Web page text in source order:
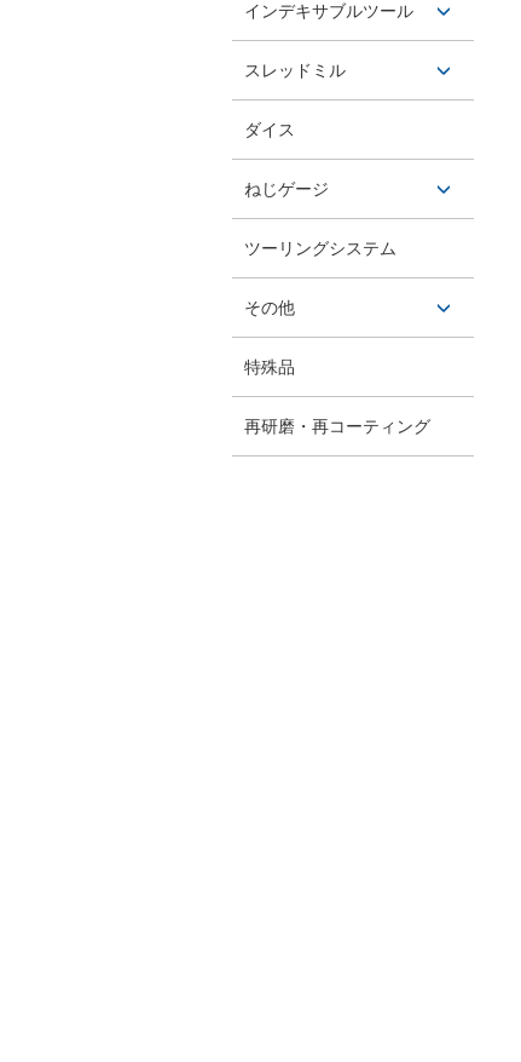
インデキサブルツール
スレッドミル
ダイス
ねじゲージ
ツーリングシステム
その他
特殊品
再研磨・再コーティング